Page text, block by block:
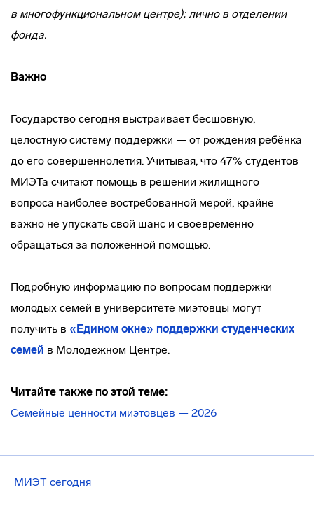
в многофункциональном центре); лично в отделении
фонда.
Важно
Государство сегодня выстраивает бесшовную,
целостную систему поддержки — от рождения ребёнка
до его совершеннолетия. Учитывая, что 47% студентов
МИЭТа считают помощь в решении жилищного
вопроса наиболее востребованной мерой, крайне
важно не упускать свой шанс и своевременно
обращаться за положенной помощью.
Подробную информацию по вопросам поддержки
молодых семей в университете миэтовцы могут
получить в «Едином окне» поддержки студенческих
семей в Молодежном Центре.
Читайте также по этой теме:
Семейные ценности миэтовцев — 2026
МИЭТ сегодня